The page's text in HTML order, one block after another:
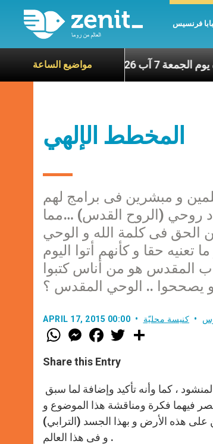
فرنسيس
مواضيع الساعة نشرة يوم الجمعة 7 آب 2026: السلام يُبنى بصبر يومًا بعد يوم
المخطط الإلهي
و مبشرين فى برامج لهم
روحي (الروح القدس) …مما
الحق فى كلمة الله و الوحي
حقا و كأنهم أتوا اليوم
المقدس هو من أناس كتبوا
يصححوا .. الوحي المقدس ؟
APRIL 17, 2015 00:00 كنيسة محليّة
W
h
t
s
p
p
M
e
s
e
g
e
r
F
a
e
b
o
k
w
r
Share this Entry
فيهما فكرة ومناقشة هذا الموضوع و
هذه الأرض و بهذا الجسد (الترابي)
و فى هذا العالم .